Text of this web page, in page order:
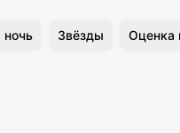
ночь Звёзды Оценка